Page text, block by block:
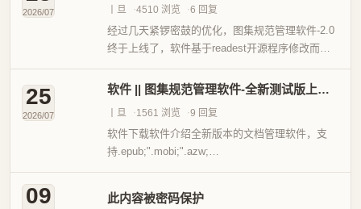
2026/07 丨旦 4510 浏览 6 回复
经过几天紧锣密鼓的优化，图集规范管理软件-2.0
终于上线了，软件基于readest开源程序修改而
来，故名ReadestDoc，因此除了功能相似之外，
很多地方大不相同！下面介绍一下它的功能。上图
25
2026/07
软件 || 图集规范管理软件-全新测试版上线，欢迎尝鲜
丨旦 1561 浏览 9 回复
软件下载软件介绍全新版本的文档管理软件，支
持.epub;".mobi;".azw;
“azw3;.fb2;.zip;".cbz;".pdf;.txt;.md等格式文档直
09 此内容被密码保护